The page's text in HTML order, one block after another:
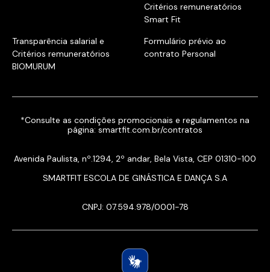
Critérios remuneratórios
Smart Fit
Transparência salarial e
Critérios remuneratórios
BIOMURUM
Formulário prévio ao
contrato Personal
*Consulte as condições promocionais e regulamentos na
página: smartfit.com.br/contratos
Avenida Paulista, nº.1294, 2º andar, Bela Vista, CEP 01310-100
SMARTFIT ESCOLA DE GINÁSTICA E DANÇA S.A
CNPJ: 07.594.978/0001-78